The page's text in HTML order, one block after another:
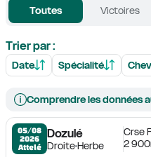
Toutes Victoires
Trier par :
Date Spécialité
Comprendre les données
05/08
2026
Attelé
Dozulé
DroiteHerbe
Crse
2